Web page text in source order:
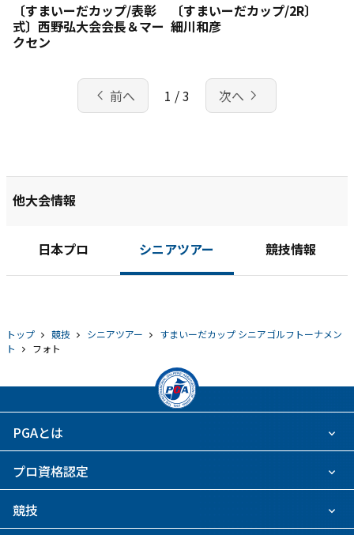
〔すまいーだカップ/表彰
式〕西野弘大会会長＆マー
クセン
〔すまいーだカップ/2R〕
細川和彦
chevron_left 前へ 1 / 3 次へ navigate_next
他大会情報
日本プロ シニアツアー 競技情報
トップ 競技 シニアツアー
すまいーだカップ シニアゴルフトーナメン
ト
フォト
PGAとは
プロ資格認定
競技